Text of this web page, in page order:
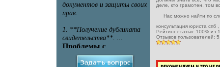
деле, кто грамотен, том
Нас можно найти по
консультация юриста спб
Рейтинг статьи: 100% из
Отзывов пользователей: 5